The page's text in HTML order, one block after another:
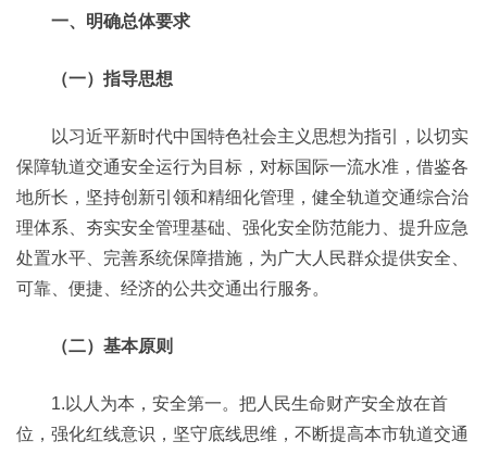
一、明确总体要求
（一）指导思想
以习近平新时代中国特色社会主义思想为指引，以切实
保障轨道交通安全运行为目标，对标国际一流水准，借鉴各
地所长，坚持创新引领和精细化管理，健全轨道交通综合治
理体系、夯实安全管理基础、强化安全防范能力、提升应急
处置水平、完善系统保障措施，为广大人民群众提供安全、
可靠、便捷、经济的公共交通出行服务。
（二）基本原则
1.以人为本，安全第一。把人民生命财产安全放在首
位，强化红线意识，坚守底线思维，不断提高本市轨道交通